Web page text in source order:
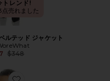
トレンド!
点売れました
ルテッド ジャケット
Previous price:
$348